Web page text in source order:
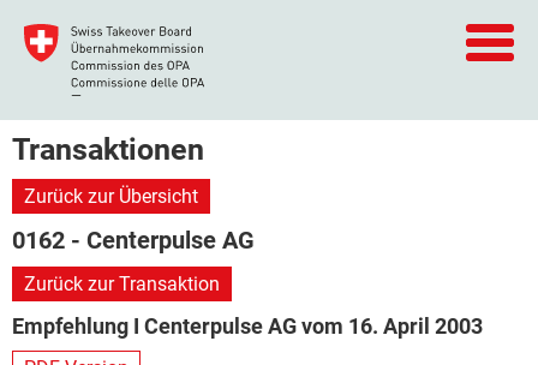
Transaktionen
Zurück zur Übersicht
0162 - Centerpulse AG
Zurück zur Transaktion
Empfehlung I Centerpulse AG vom 16. April 2003